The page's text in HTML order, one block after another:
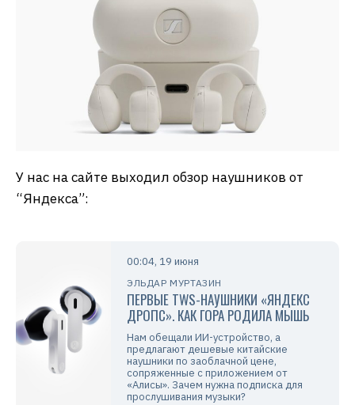
У нас на сайте выходил обзор наушников от
“Яндекса”:
00:04, 19 июня
ЭЛЬДАР МУРТАЗИН
ПЕРВЫЕ TWS-НАУШНИКИ «ЯНДЕКС
ДРОПС». КАК ГОРА РОДИЛА МЫШЬ
Нам обещали ИИ-устройство, а
предлагают дешевые китайские
наушники по заоблачной цене,
сопряженные с приложением от
«Алисы». Зачем нужна подписка для
прослушивания музыки?